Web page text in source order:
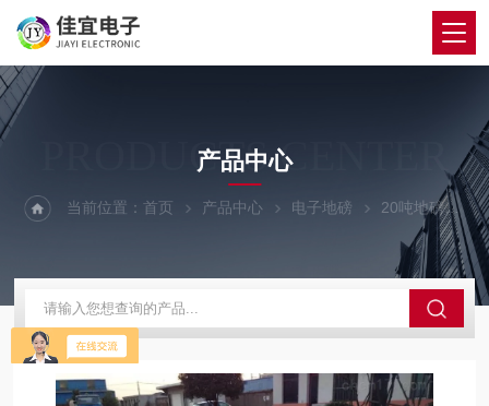
PRODUCTS CENTER
产品中心
当前位置：首页 产品中心 电子地磅 20吨地磅